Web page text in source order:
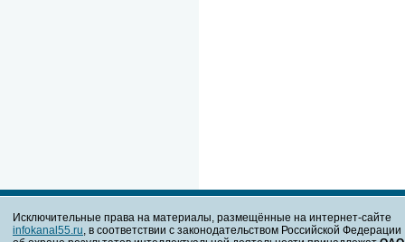
Исключительные права на материалы, размещённые на интернет-сайте
infokanal55.ru, в соответствии с законодательством Российской Федерации